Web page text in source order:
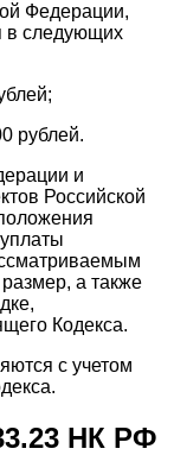
Федерации,
в следующих
рублей.
и
Российской
а также
Кодекса.
с учетом
НК РФ